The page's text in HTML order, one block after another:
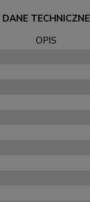
DANE TECHNICZNE
OPIS